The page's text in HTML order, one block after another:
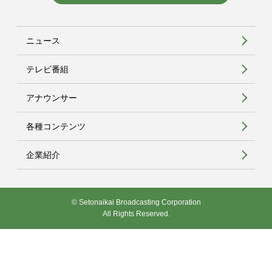
ニュース
テレビ番組
アナウンサー
各種コンテンツ
企業紹介
© Setonaikai Broadcasting Corporation
All Rights Reserved.